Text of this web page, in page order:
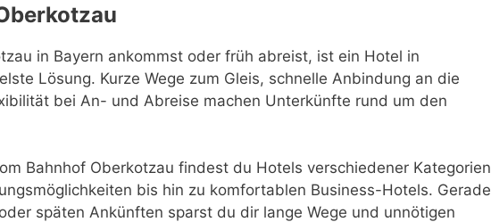
in Bayern ankommst oder früh abreist, ist ein Hotel in
Lösung. Kurze Wege zum Gleis, schnelle Anbindung an die
bei An- und Abreise machen Unterkünfte rund um den
Bahnhof Oberkotzau findest du Hotels verschiedener Kategorien
bis hin zu komfortablen Business-Hotels. Gerade
späten Ankünften sparst du dir lange Wege und unnötigen